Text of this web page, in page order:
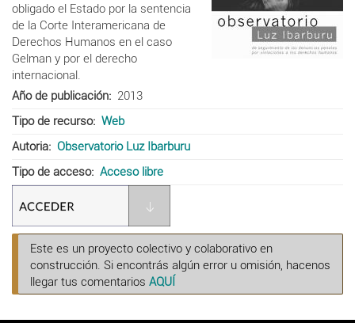
obligado el Estado por la sentencia
de la Corte Interamericana de
Derechos Humanos en el caso
Gelman y por el derecho
internacional.
Año de publicación
2013
Tipo de recurso
Web
Autoria
Observatorio Luz Ibarburu
Tipo de acceso
Acceso libre
Este es un proyecto colectivo y colaborativo en
construcción. Si encontrás algún error u omisión, hacenos
llegar tus comentarios AQUÍ